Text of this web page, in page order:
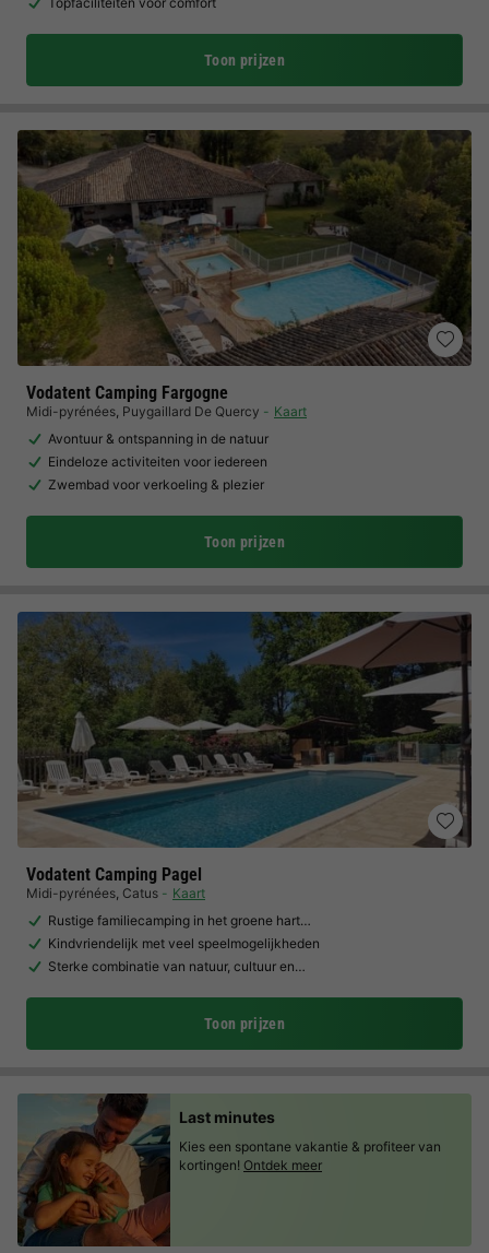
Toon prijzen
Vodatent Camping Fargogne
Midi-pyrénées, Puygaillard De Quercy
Kaart
Avontuur & ontspanning in de natuur
Eindeloze activiteiten voor iedereen
Zwembad voor verkoeling & plezier
Toon prijzen
Vodatent Camping Pagel
Midi-pyrénées, Catus
Kaart
Rustige familiecamping in het groene hart…
Kindvriendelijk met veel speelmogelijkheden
Sterke combinatie van natuur, cultuur en…
Toon prijzen
Last minutes
Kies een spontane vakantie & profiteer van
kortingen! Ontdek meer